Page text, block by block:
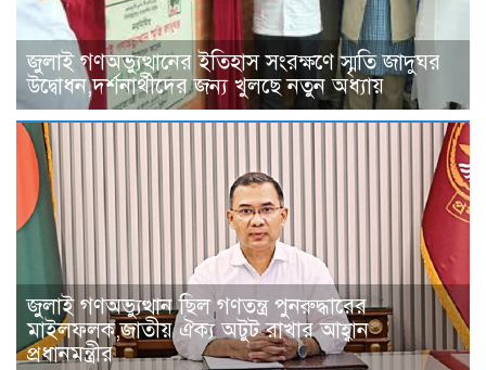
জুলাই গণঅভ্যুত্থানের ইতিহাস সংরক্ষণে স্মৃতি জাদুঘর
উদ্বোধন,দর্শনার্থীদের জন্য খুলছে নতুন অধ্যায়
জুলাই গণঅভ্যুত্থান ছিল গণতন্ত্র পুনরুদ্ধারের
মাইলফলক,জাতীয় ঐক্য অটুট রাখার আহ্বান
প্রধানমন্ত্রীর